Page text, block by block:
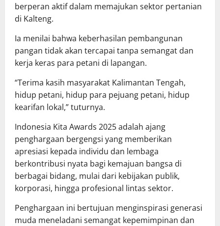
berperan aktif dalam memajukan sektor pertanian
di Kalteng.
Ia menilai bahwa keberhasilan pembangunan
pangan tidak akan tercapai tanpa semangat dan
kerja keras para petani di lapangan.
“Terima kasih masyarakat Kalimantan Tengah,
hidup petani, hidup para pejuang petani, hidup
kearifan lokal,” tuturnya.
Indonesia Kita Awards 2025 adalah ajang
penghargaan bergengsi yang memberikan
apresiasi kepada individu dan lembaga
berkontribusi nyata bagi kemajuan bangsa di
berbagai bidang, mulai dari kebijakan publik,
korporasi, hingga profesional lintas sektor.
Penghargaan ini bertujuan menginspirasi generasi
muda meneladani semangat kepemimpinan dan